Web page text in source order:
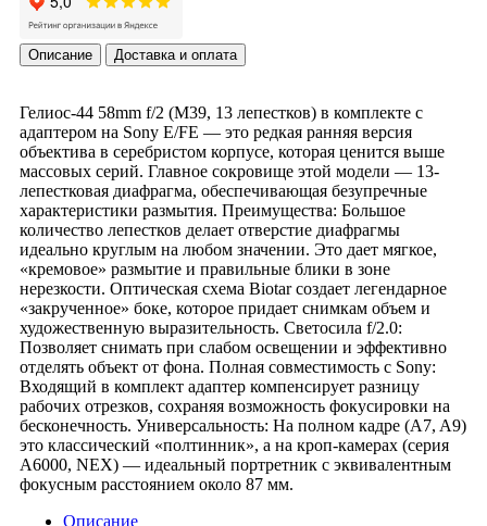
Описание Доставка и оплата
Гелиос-44 58mm f/2 (М39, 13 лепестков) в комплекте с
адаптером на Sony E/FE — это редкая ранняя версия
объектива в серебристом корпусе, которая ценится выше
массовых серий. Главное сокровище этой модели — 13-
лепестковая диафрагма, обеспечивающая безупречные
характеристики размытия. Преимущества: Большое
количество лепестков делает отверстие диафрагмы
идеально круглым на любом значении. Это дает мягкое,
«кремовое» размытие и правильные блики в зоне
нерезкости. Оптическая схема Biotar создает легендарное
«закрученное» боке, которое придает снимкам объем и
художественную выразительность. Светосила f/2.0:
Позволяет снимать при слабом освещении и эффективно
отделять объект от фона. Полная совместимость с Sony:
Входящий в комплект адаптер компенсирует разницу
рабочих отрезков, сохраняя возможность фокусировки на
бесконечность. Универсальность: На полном кадре (A7, A9)
это классический «полтинник», а на кроп-камерах (серия
A6000, NEX) — идеальный портретник с эквивалентным
фокусным расстоянием около 87 мм.
Описание